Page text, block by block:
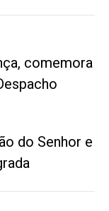
comemora
do Senhor e